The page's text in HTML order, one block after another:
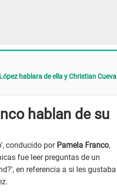
hablara de ella y Christian Cueva
hablan de su
conducido por Pamela Franco,
fue leer preguntas de un
en referencia a si les gustaba